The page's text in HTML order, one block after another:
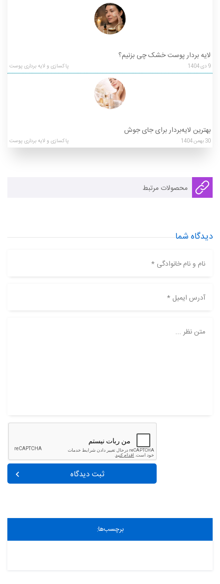
لایه‌ بردار پوست خشک چی بزنیم؟
9دی1404 پاکسازی و لایه برداری پوست
بهترین لایه‌بردار برای جای جوش
30بهمن1404 پاکسازی و لایه برداری پوست
محصولات مرتبط
دیدگاه شما
نام و نام خانوادگی *
آدرس ایمیل *
متن نظر ...
ثبت دیدگاه
برچسب‌ها: